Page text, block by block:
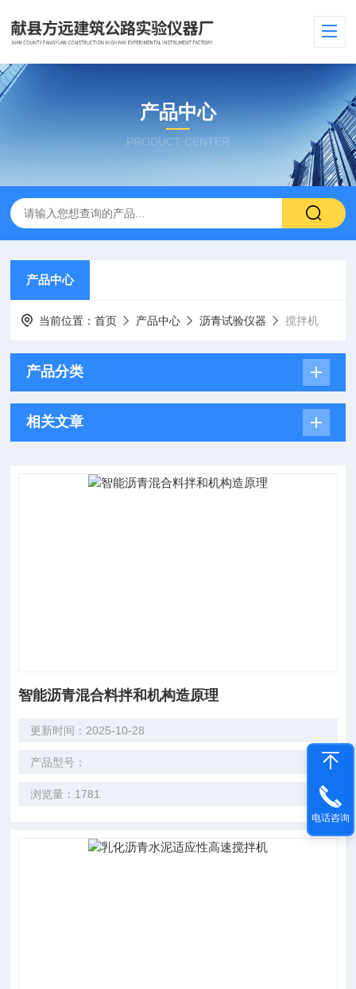
产品中心
PRODUCT CENTER
产品中心
当前位置：首页 产品中心 沥青试验仪器 搅拌机
产品分类
相关文章
智能沥青混合料拌和机构造原理
更新时间：2025-10-28
产品型号：
浏览量：1781
电话咨询